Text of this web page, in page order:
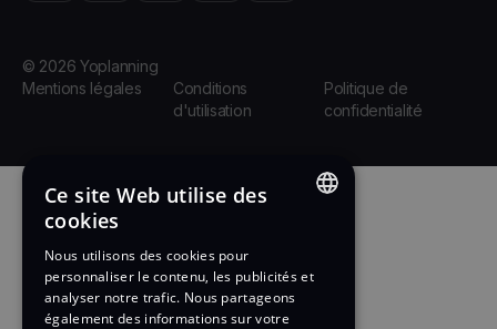
© 2026 Yoplanning
Mentions légales
Conditions
d'utilisation
Politique de
confidentialité
FRENCH
Ce site Web utilise des
cookies
Nous utilisons des cookies pour
personnaliser le contenu, les publicités et
analyser notre trafic. Nous partageons
également des informations sur votre